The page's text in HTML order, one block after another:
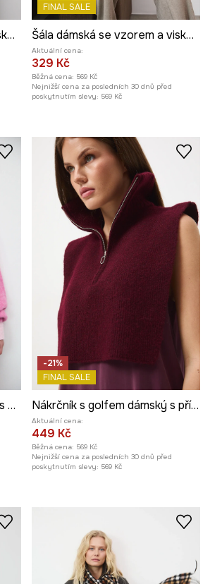
Šála dámská se vzorem a viskózou
FINAL SALE
Šála dámská se vzorem a viskózou
Aktuální cena:
329 Kč
Běžná cena: 569 Kč
Nejnižší cena za posledních 30 dnů před
poskytnutím slevy: 569 Kč
Šála dámská károvaný vzor, s viskózou
-21%
FINAL SALE
Nákrčník s golfem dámský s příměsí vlny
Aktuální cena:
449 Kč
Běžná cena: 569 Kč
Nejnižší cena za posledních 30 dnů před
poskytnutím slevy: 569 Kč